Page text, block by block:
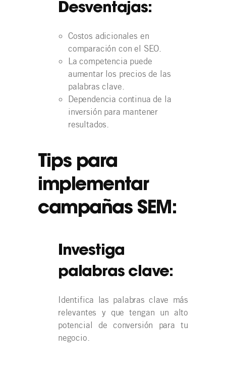
Desventajas:
Costos adicionales en
comparación con el SEO.
La competencia puede
aumentar los precios de las
palabras clave.
Dependencia continua de la
inversión para mantener
resultados.
Tips para
implementar
campañas SEM:
Investiga
palabras clave:
Identifica las palabras clave más
relevantes y que tengan un alto
potencial de conversión para tu
negocio.